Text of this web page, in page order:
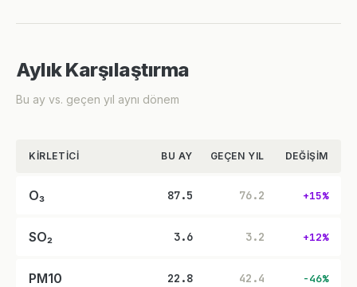
Aylık Karşılaştırma
Bu ay vs. geçen yıl aynı dönem
KIRLETICI BU AY GEÇEN YIL DEĞIŞIM
O₃ 87.5 76.2 +15%
SO₂ 3.6 3.2 +12%
PM10 22.8 42.4 -46%